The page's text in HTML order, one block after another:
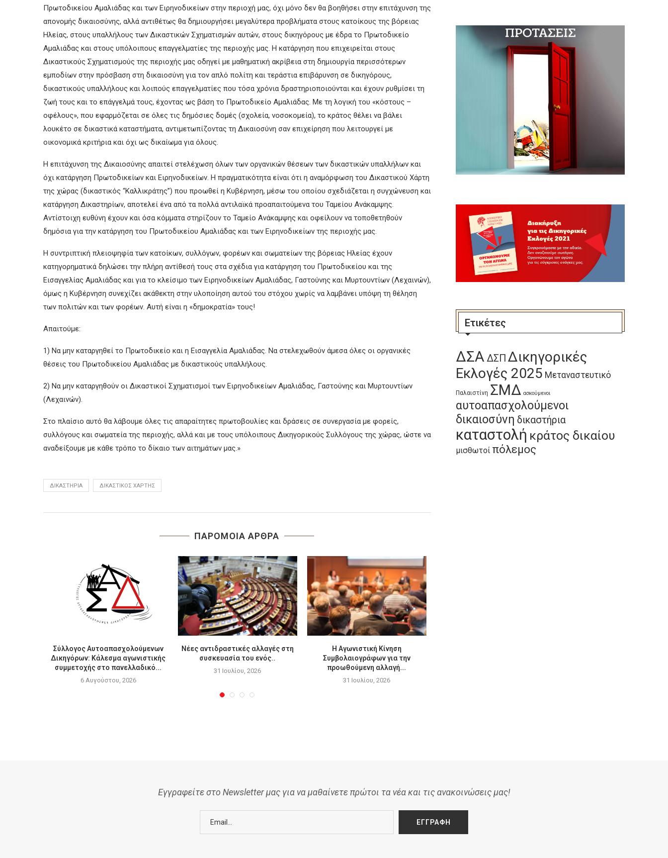
Πρωτοδικείου Αμαλιάδας και των Ειρηνοδικείων στην περιοχή μας, όχι μόνο δεν θα βοηθήσει στην επιτάχυνση της
απονομής δικαιοσύνης, αλλά αντιθέτως θα δημιουργήσει μεγαλύτερα προβλήματα στους κατοίκους της βόρειας
Ηλείας, στους υπαλλήλους των Δικαστικών Σχηματισμών αυτών, στους δικηγόρους με έδρα το Πρωτοδικείο
Αμαλιάδας και στους υπόλοιπους επαγγελματίες της περιοχής μας. Η κατάργηση που επιχειρείται στους
Δικαστικούς Σχηματισμούς της περιοχής μας οδηγεί με μαθηματική ακρίβεια στη δημιουργία περισσότερων
εμποδίων στην πρόσβαση στη δικαιοσύνη για τον απλό πολίτη και τεράστια επιβάρυνση σε δικηγόρους,
δικαστικούς υπαλλήλους και λοιπούς επαγγελματίες που τόσα χρόνια δραστηριοποιούνται και έχουν ρυθμίσει τη
ζωή τους και το επάγγελμά τους, έχοντας ως βάση το Πρωτοδικείο Αμαλιάδας. Με τη λογική του «κόστους –
οφέλους», που εφαρμόζεται σε όλες τις δημόσιες δομές (σχολεία, νοσοκομεία), το κράτος θέλει να βάλει
λουκέτο σε δικαστικά καταστήματα, αντιμετωπίζοντας τη Δικαιοσύνη σαν επιχείρηση που λειτουργεί με
οικονομικά κριτήρια και όχι ως δικαίωμα για όλους.
Η επιτάχυνση της Δικαιοσύνης απαιτεί στελέχωση όλων των οργανικών θέσεων των δικαστικών υπαλλήλων και
όχι κατάργηση Πρωτοδικείων και Ειρηνοδικείων. Η πραγματικότητα είναι ότι η αναμόρφωση του Δικαστικού Χάρτη
της χώρας (δικαστικός “Καλλικράτης”) που προωθεί η Κυβέρνηση, μέσω του οποίου σχεδιάζεται η συγχώνευση και
κατάργηση Δικαστηρίων, αποτελεί ένα από τα πολλά αντιλαϊκά προαπαιτούμενα του Ταμείου Ανάκαμψης.
Αντίστοιχη ευθύνη έχουν και όσα κόμματα στηρίζουν το Ταμείο Ανάκαμψης και οφείλουν να τοποθετηθούν
δημόσια για την κατάργηση του Πρωτοδικείου Αμαλιάδας και των Ειρηνοδικείων της περιοχής μας.
Η συντριπτική πλειοψηφία των κατοίκων, συλλόγων, φορέων και σωματείων της βόρειας Ηλείας έχουν
κατηγορηματικά δηλώσει την πλήρη αντίθεσή τους στα σχέδια για κατάργηση του Πρωτοδικείου και της
Εισαγγελίας Αμαλιάδας και για το κλείσιμο των Ειρηνοδικείων Αμαλιάδας, Γαστούνης και Μυρτουντίων (Λεχαινών),
όμως η Κυβέρνηση συνεχίζει ακάθεκτη στην υλοποίηση αυτού του στόχου χωρίς να λαμβάνει υπόψη τη θέληση
των πολιτών και των φορέων. Αυτή είναι η «δημοκρατία» τους!
Απαιτούμε:
1) Να μην καταργηθεί το Πρωτοδικείο και η Εισαγγελία Αμαλιάδας. Να στελεχωθούν άμεσα όλες οι οργανικές
θέσεις του Πρωτοδικείου Αμαλιάδας με δικαστικούς υπαλλήλους.
2) Να μην καταργηθούν οι Δικαστικοί Σχηματισμοί των Ειρηνοδικείων Αμαλιάδας, Γαστούνης και Μυρτουντίων
(Λεχαινών).
Στο πλαίσιο αυτό θα λάβουμε όλες τις απαραίτητες πρωτοβουλίες και δράσεις σε συνεργασία με φορείς,
συλλόγους και σωματεία της περιοχής, αλλά και με τους υπόλοιπους Δικηγορικούς Συλλόγους της χώρας, ώστε να
αναδείξουμε με κάθε τρόπο το δίκαιο των αιτημάτων μας.»
ΔΙΚΑΣΤΉΡΙΑ ΔΙΚΑΣΤΙΚΌΣ ΧΆΡΤΗΣ
ΠΑΡΟΜΟΙΑ ΑΡΘΡΑ
Σύλλογος Αυτοαπασχολούμενων
Δικηγόρων: Κάλεσμα αγωνιστικής
συμμετοχής στο πανελλαδικό...
6 Αυγούστου, 2026
Νέες αντιδραστικές αλλαγές στη
συσκευασία του ενός..
31 Ιουλίου, 2026
Η Αγωνιστική Κίνηση
Συμβολαιογράφων για την
προωθούμενη αλλαγή...
31 Ιουλίου, 2026
Ετικέτες
ΔΣΑ ΔΣΠ Δικηγορικές
Εκλογές 2025 Μεταναστευτικό
Παλαιστίνη ΣΜΔ ασκούμενοι
αυτοαπασχολούμενοι
δικαιοσύνη δικαστήρια
καταστολή κράτος δικαίου
μισθωτοί πόλεμος
Εγγραφείτε στο Newsletter μας για να μαθαίνετε πρώτοι τα νέα και τις ανακοινώσεις μας!